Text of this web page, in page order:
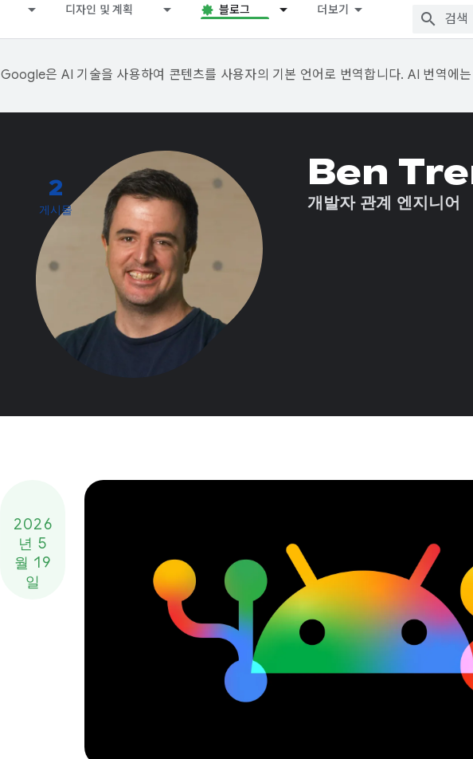
디자인 및 계획 블로그 더보기
Google은 AI 기술을 사용하여 콘텐츠를 사용자의 기본 언어로 번역합니다. AI 번역에
2
게시물
Ben
개발자 관계 엔지니어
2026
년 5
월 19
일